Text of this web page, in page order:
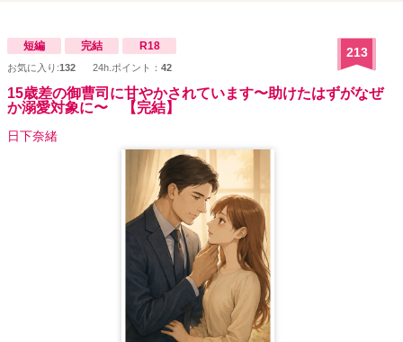
短編 完結 R18
お気に入り:132 24h.ポイント： 42
213
15歳差の御曹司に甘やかされています〜助けたはずがなぜ
か溺愛対象に〜 【完結】
日下奈緒